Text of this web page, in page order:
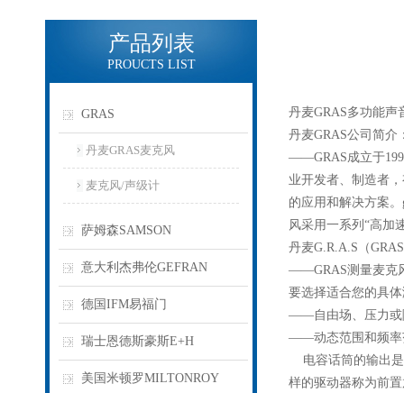
产品列表
PROUCTS LIST
GRAS
丹麦GRAS麦克风
麦克风/声级计
萨姆森SAMSON
意大利杰弗伦GEFRAN
德国IFM易福门
瑞士恩德斯豪斯E+H
美国米顿罗MILTONROY
丹麦GRAS多功能声
丹麦GRAS公司简介
——GRAS成立于
业开发者、制造者
的应用和解决方案
风采用一系列“高加
丹麦G.R.A.S（
——GRAS测量麦克
要选择适合您的具
——自由场、压力或
——动态范围和频率
电容话筒的输出是
样的驱动器称为前